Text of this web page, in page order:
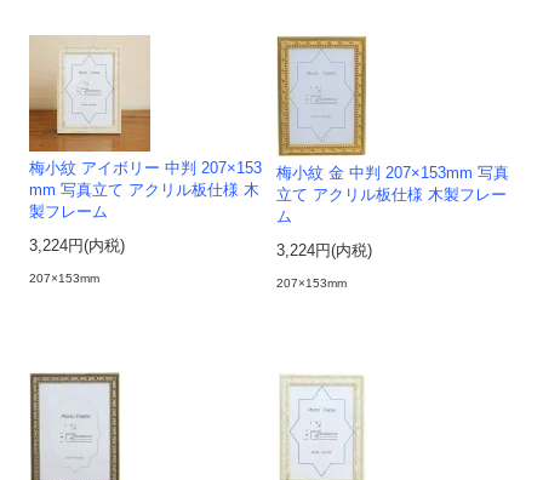
梅小紋 アイボリー 中判 207×153
mm 写真立て アクリル板仕様 木
製フレーム
3,224円(内税)
207×153mm
梅小紋 金 中判 207×153mm 写真
立て アクリル板仕様 木製フレー
ム
3,224円(内税)
207×153mm